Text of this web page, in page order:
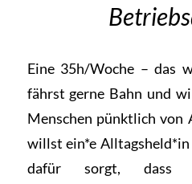
Eine 35h/Woche – das
fährst gerne Bahn und
Menschen pünktlich von
willst ein*e
dafür sorgt, dass